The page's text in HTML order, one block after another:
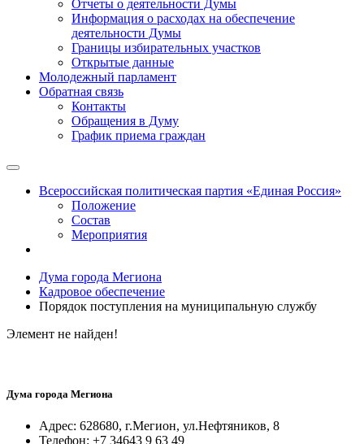
Отчеты о деятельности Думы
Информация о расходах на обеспечение
деятельности Думы
Границы избирательных участков
Открытые данные
Молодежный парламент
Обратная связь
Контакты
Обращения в Думу
График приема граждан
Всероссийская политическая партия «Единая Россия»
Положение
Состав
Мероприятия
Дума города Мегиона
Кадровое обеспечение
Порядок поступления на муниципальную службу
Элемент не найден!
Дума города Мегиона
Адрес: 628680, г.Мегион, ул.Нефтяников, 8
Телефон: +7 34643 9 63 49